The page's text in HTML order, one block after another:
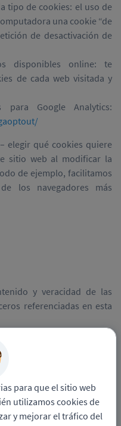
tipo de cookies: el uso de
una cookie “de
de desactivación de
disponibles online: te
de cada web visitada y
para Google Analytics:
elegir qué cookies quiere
sitio web al modificar la
de ejemplo, facilitamos
los navegadores más
y veracidad de las
referenciadas en esta
cookies?
Cookies para cumplir con
y/o administrativas
que ha habido un
Publicaremos la nueva
por lo que te pedimos
para que el sitio web
utilizamos cookies de
y mejorar el tráfico del